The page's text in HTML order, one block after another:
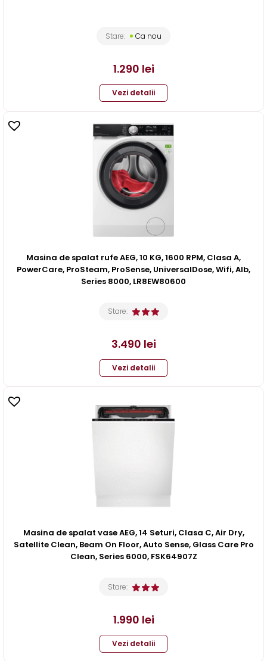
Stare: Ca nou
1.290 lei
Vezi detalii
Masina de spalat rufe AEG, 10 KG, 1600 RPM, Clasa A,
PowerCare, ProSteam, ProSense, UniversalDose, Wifi, Alb,
Series 8000, LR8EW80600
Stare:
3.490 lei
Vezi detalii
Masina de spalat vase AEG, 14 Seturi, Clasa C, Air Dry,
Satellite Clean, Beam On Floor, Auto Sense, Glass Care Pro
Clean, Series 6000, FSK64907Z
Stare:
1.990 lei
Vezi detalii